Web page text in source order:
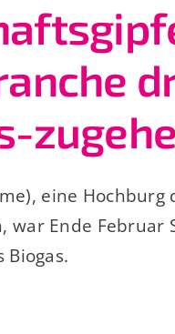
eine Hochburg
war Ende Februar
Biogas.